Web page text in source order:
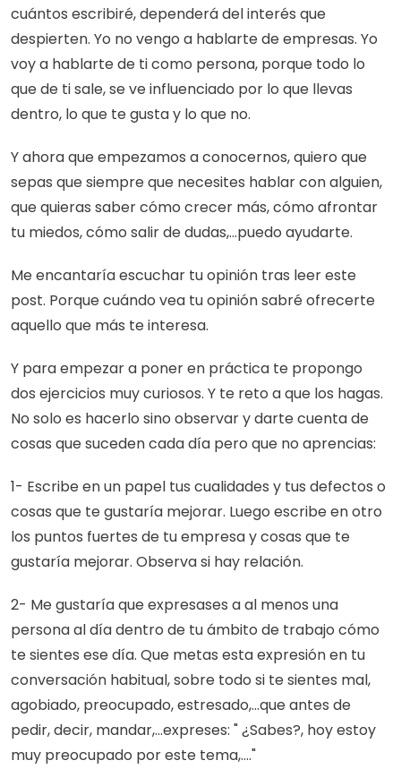
cuántos escribiré, dependerá del interés que
despierten. Yo no vengo a hablarte de empresas. Yo
voy a hablarte de ti como persona, porque todo lo
que de ti sale, se ve influenciado por lo que llevas
dentro, lo que te gusta y lo que no.
Y ahora que empezamos a conocernos, quiero que
sepas que siempre que necesites hablar con alguien,
que quieras saber cómo crecer más, cómo afrontar
tu miedos, cómo salir de dudas,...puedo ayudarte.
Me encantaría escuchar tu opinión tras leer este
post. Porque cuándo vea tu opinión sabré ofrecerte
aquello que más te interesa.
Y para empezar a poner en práctica te propongo
dos ejercicios muy curiosos. Y te reto a que los hagas.
No solo es hacerlo sino observar y darte cuenta de
cosas que suceden cada día pero que no aprencias:
1- Escribe en un papel tus cualidades y tus defectos o
cosas que te gustaría mejorar. Luego escribe en otro
los puntos fuertes de tu empresa y cosas que te
gustaría mejorar. Observa si hay relación.
2- Me gustaría que expresases a al menos una
persona al día dentro de tu ámbito de trabajo cómo
te sientes ese día. Que metas esta expresión en tu
conversación habitual, sobre todo si te sientes mal,
agobiado, preocupado, estresado,...que antes de
pedir, decir, mandar,...expreses: " ¿Sabes?, hoy estoy
muy preocupado por este tema,...."